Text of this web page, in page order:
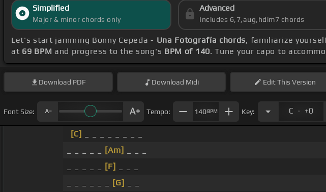
Simplified
Major & minor chords only
Advanced
Includes 6,7,aug,hdim7 chords
Let's start jamming Bonny Cepeda - Una Fotografía chords, familiarize
at 69 BPM and progress to the song's BPM of 140. Tune your capo to
Download PDF Download Midi EditThis Version
Font Size: Tempo: 140BPM Key: C . +0
[C]
[Am]
[F]
[G]